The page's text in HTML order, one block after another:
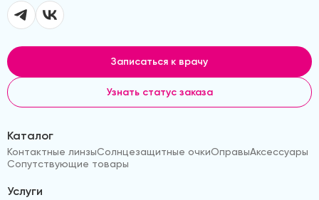
Записаться к врачу
Узнать статус заказа
Каталог
Контактные линзыСолнцезащитные очкиОправыАксессуары
Сопутствующие товары
Услуги